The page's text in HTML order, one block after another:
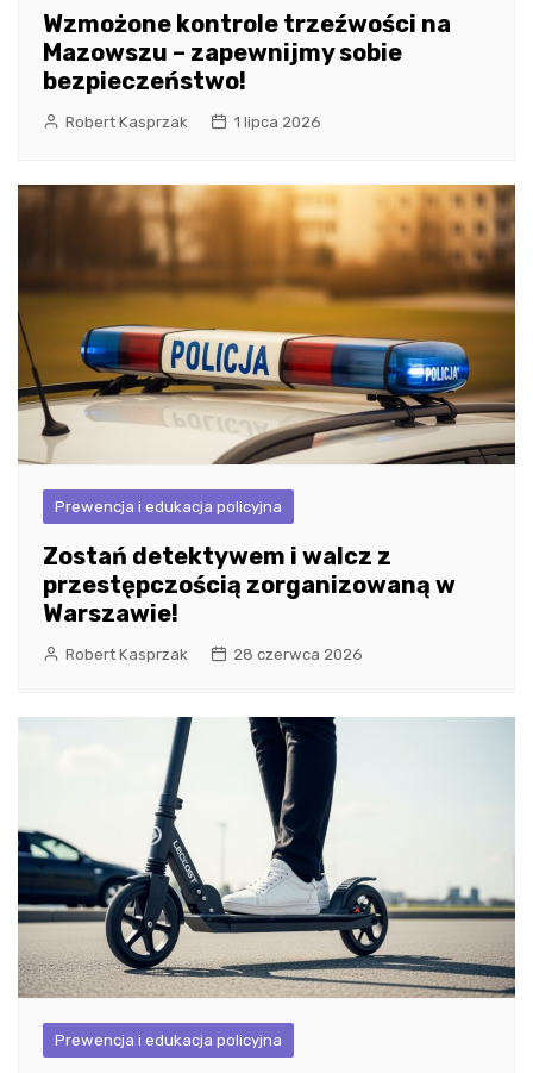
Wzmożone kontrole trzeźwości na
Mazowszu – zapewnijmy sobie
bezpieczeństwo!
Robert Kasprzak 1 lipca 2026
Prewencja i edukacja policyjna
Zostań detektywem i walcz z
przestępczością zorganizowaną w
Warszawie!
Robert Kasprzak 28 czerwca 2026
Prewencja i edukacja policyjna